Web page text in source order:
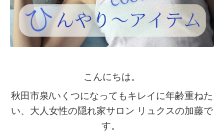
こんにちは。
秋田市泉/いくつになってもキレイに年齢重ねた
い、 大人女性の隠れ家サロン リュクスの加藤で
す。